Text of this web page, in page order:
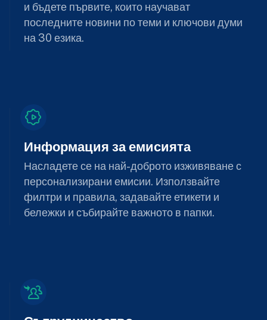
и бъдете първите, които научават
последните новини по теми и ключови думи
на 30 езика.
Информация за емисията
Насладете се на най-доброто изживяване с
персонализирани емисии. Използвайте
филтри и правила, задавайте етикети и
бележки и събирайте важното в папки.